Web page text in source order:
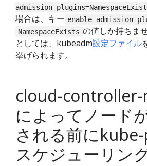
admission-
場合は、キー enable-admission-
NamespaceExists の値しか持ちま
としては、kubeadm設定ファイル
挙げられます。
cloud-
によってノード
される前に
スケジューリン